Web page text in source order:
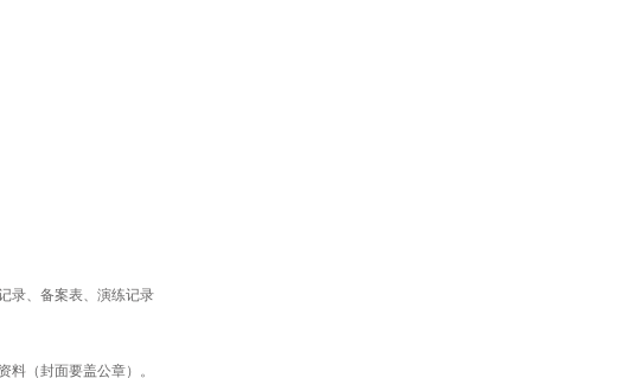
录、备案表、演练记录
（封面要盖公章）。